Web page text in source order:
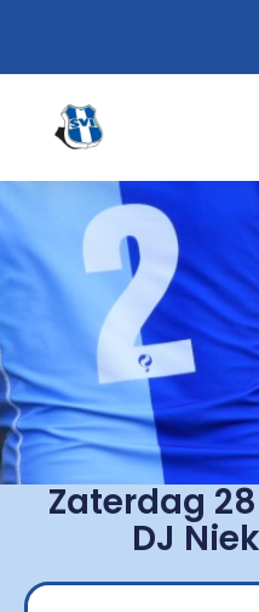
Zaterdag
DJ